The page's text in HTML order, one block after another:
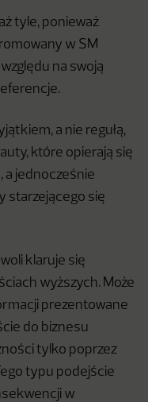
tyle, ponieważ
w SM
na swoją
a nie regułą,
które opierają się
a jednocześnie
starzejącego się
klaruje się
wyższych. Może
prezentowane
do biznesu
tylko poprzez
typu podejście
w